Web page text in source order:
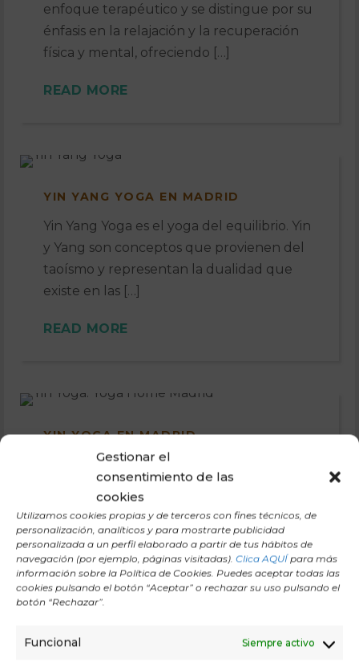
Gestionar el
consentimiento de las
cookies
Utilizamos cookies propias y de terceros con fines técnicos, de
personalización, analíticos y para mostrarte publicidad
personalizada a un perfil elaborado a partir de tus hábitos de
navegación (por ejemplo, páginas visitadas). Clica AQUÍpara más
información sobre la Política de Cookies. Puedes aceptar todas las
cookies pulsando el botón “Aceptar” o rechazar su uso pulsando el
botón “Rechazar”.
Funcional Siempre activo
enfoque terapéutico y se distingue por su
énfasis en la relajación y la recuperación
física y mental, ofreciendo […]
READ MORE
YIN YANG YOGA EN MADRID
Yin Yang Yoga es el yoga del equilibrio. Yin
y Yang son conceptos que provienen del
taoísmo y representan la dualidad que
existe en las […]
READ MORE
YIN YOGA EN MADRID
Yin yoga es una práctica tranquila y pasiva
que se enfoca en estirar los tejidos
conectivos y mejorar la flexibilidad,
centrándose en posturas sostenidas
durante […]
READ MORE